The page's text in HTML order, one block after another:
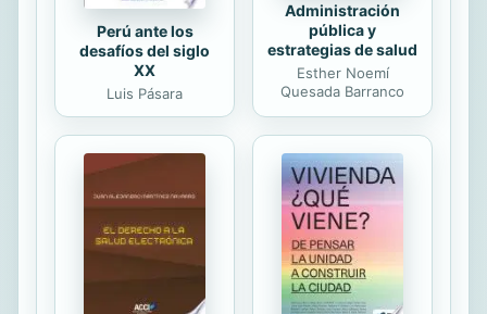
Perú ante los
desafíos del siglo
XX
Luis Pásara
Administración
pública y
estrategias de salud
Esther Noemí
Quesada Barranco